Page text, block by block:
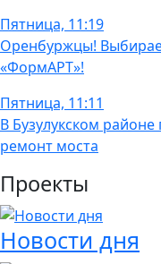
Пятница, 11:19
Оренбуржцы!
«ФормАРТ»!
Пятница, 11:11
В Бузулукском
ремонт моста
Проекты
Новости дня